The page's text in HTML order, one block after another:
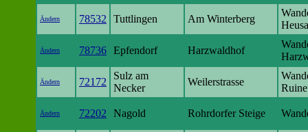
Ändern 78532 Tuttlingen Am Winterberg
Ändern 78736 Epfendorf Harzwaldhof
Ändern 72172
Sulz am
Necker
Weilerstrasse
Ändern 72202 Nagold Rohrdorfer Steige